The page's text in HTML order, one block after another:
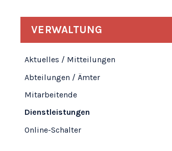
Subnavigation
VERWALTUNG
Aktuelles / Mitteilungen
Abteilungen / Ämter
Mitarbeitende
Dienstleistungen
Online-Schalter